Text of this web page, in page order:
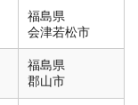
福島県
会津若松市
福島県
郡山市